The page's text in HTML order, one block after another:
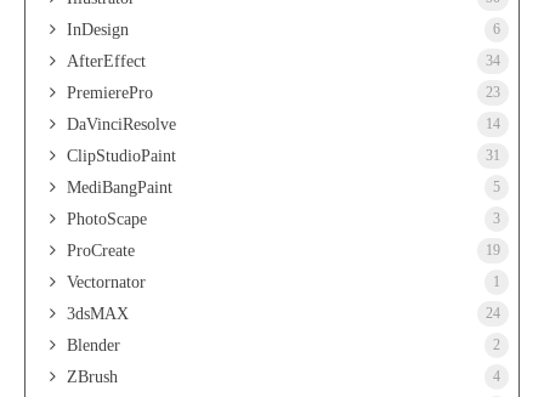
InDesign 6
AfterEffect 34
PremierePro 23
DaVinciResolve 14
ClipStudioPaint 31
MediBangPaint 5
PhotoScape 3
ProCreate 19
Vectornator 1
3dsMAX 24
Blender 2
ZBrush 4